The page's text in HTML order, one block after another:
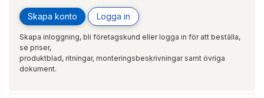
Skapa konto Logga in
Skapa inloggning, bli företagskund eller logga in för att beställa,
se priser,
produktblad, ritningar, monteringsbeskrivningar samt övriga
dokument.